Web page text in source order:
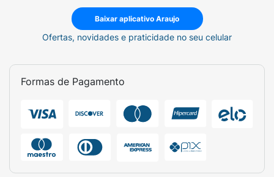
Baixar aplicativo Araujo
Ofertas, novidades e praticidade no seu celular
Formas de Pagamento